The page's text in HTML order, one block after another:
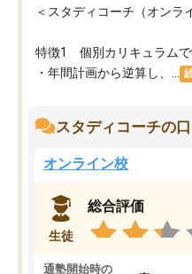
＜スタディコーチ（オンラ
特徴1 個別カリキュラムで
・年間計画から逆算し、...
スタディコーチの
オンライン校
生徒
総合評価
通塾開始時の